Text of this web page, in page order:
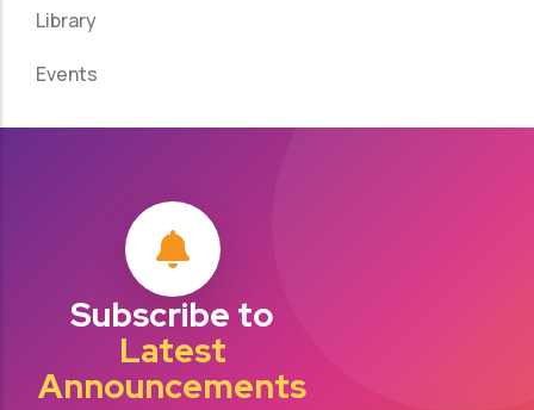
Library
Events
Subscribe to
Latest
Announcements